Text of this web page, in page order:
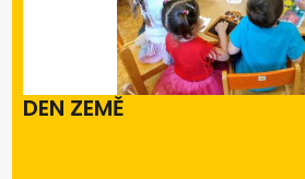
DEN ZEMĚ